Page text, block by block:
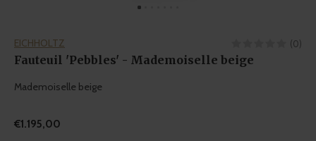
EICHHOLTZ (0)
Fauteuil 'Pebbles' - Mademoiselle beige
Mademoiselle beige
€1.195,00